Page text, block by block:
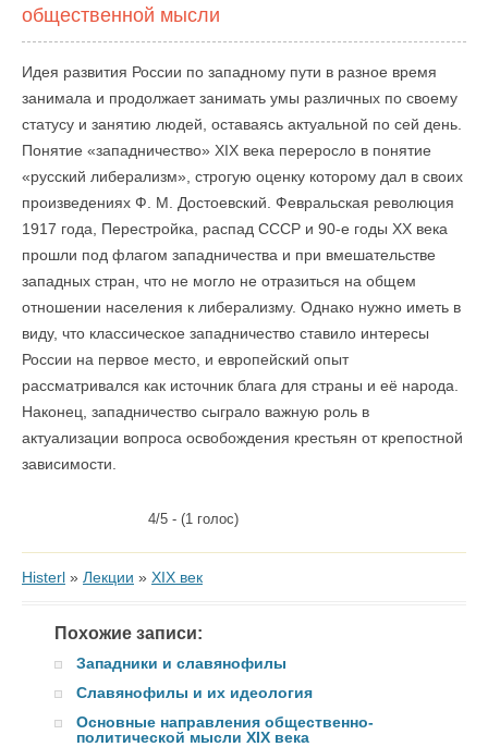
общественной мысли
Идея развития России по западному пути в разное время
занимала и продолжает занимать умы различных по своему
статусу и занятию людей, оставаясь актуальной по сей день.
Понятие «западничество» XIX века переросло в понятие
«русский либерализм», строгую оценку которому дал в своих
произведениях Ф. М. Достоевский. Февральская революция
1917 года, Перестройка, распад СССР и 90-е годы XX века
прошли под флагом западничества и при вмешательстве
западных стран, что не могло не отразиться на общем
отношении населения к либерализму. Однако нужно иметь в
виду, что классическое западничество ставило интересы
России на первое место, и европейский опыт
рассматривался как источник блага для страны и её народа.
Наконец, западничество сыграло важную роль в
актуализации вопроса освобождения крестьян от крепостной
зависимости.
4/5 - (1 голос)
Histerl » Лекции » XIX век
Похожие записи:
Западники и славянофилы
Cлавянофилы и их идеология
Основные направления общественно-
политической мысли XIX века